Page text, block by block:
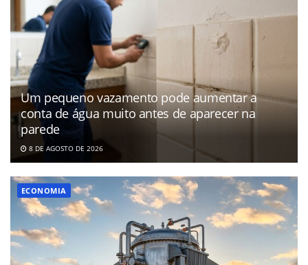
Um pequeno vazamento pode aumentar a
conta de água muito antes de aparecer na
parede
8 DE AGOSTO DE 2026
ECONOMIA